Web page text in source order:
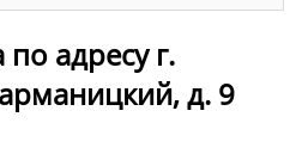
адресу г.
д. 9